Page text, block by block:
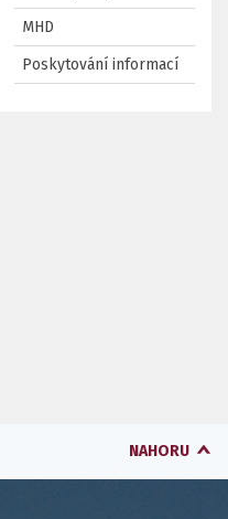
MHD
Poskytování informací
NAHORU